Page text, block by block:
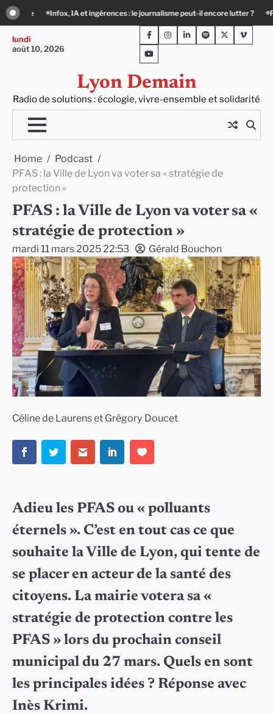
Skip
to
content
il encore lutter ? Précarité, canicule, solitude : quand le lien social
lundi
août 10, 2026
Lyon Demain
Radio de solutions : écologie, vivre-ensemble et solidarité
FacebookInstagram
LinkedInSpotifyTwitterViméo
Youtube
Home
Podcast
PFAS : la Ville de Lyon va voter sa « stratégie de
protection »
PFAS : la Ville de Lyon va voter sa «
stratégie de protection »
mardi 11 mars 2025 22:53 Gérald Bouchon
Céline de Laurens et Grégory Doucet
Adieu les PFAS ou « polluants
éternels ». C’est en tout cas ce que
souhaite la Ville de Lyon, qui tente de
se placer en acteur de la santé des
citoyens. La mairie votera sa «
stratégie de protection contre les
PFAS » lors du prochain conseil
municipal du 27 mars. Quels en sont
les principales idées ? Réponse avec
Inès Krimi.